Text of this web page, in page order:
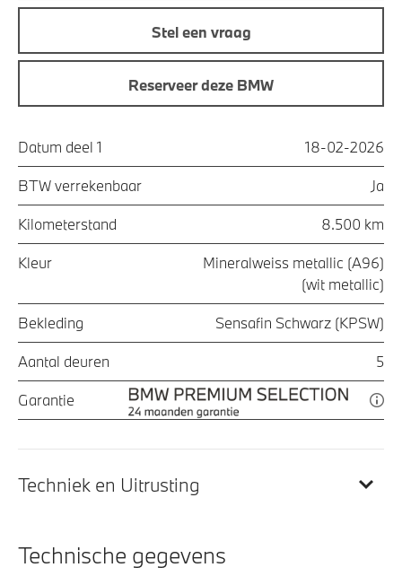
Stel een vraag
Reserveer deze BMW
Datum deel 1 18-02-2026
BTW verrekenbaar Ja
Kilometerstand 8.500 km
Kleur
Mineralweiss metallic (A96)
(wit metallic)
Bekleding Sensafin Schwarz (KPSW)
Aantal deuren 5
Garantie
Techniek en Uitrusting
Technische gegevens